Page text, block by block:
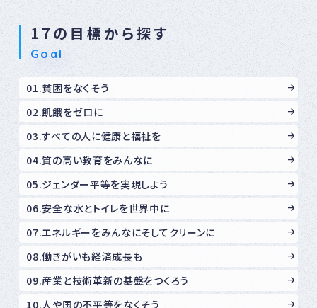
17の目標から探す
Goal
01.貧困をなくそう
02.飢餓をゼロに
03.すべての人に健康と福祉を
04.質の高い教育をみんなに
05.ジェンダー平等を実現しよう
06.安全な水とトイレを世界中に
07.エネルギーをみんなにそしてクリーンに
08.働きがいも経済成長も
09.産業と技術革新の基盤をつくろう
10.人や国の不平等をなくそう